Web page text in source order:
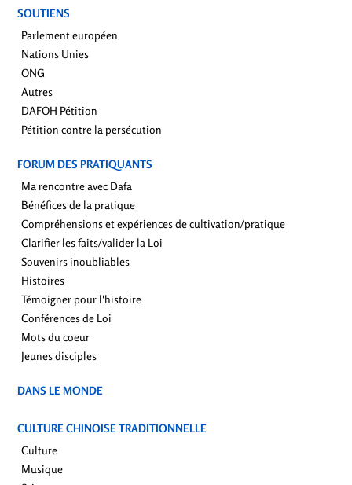
SOUTIENS
Parlement européen
Nations Unies
ONG
Autres
DAFOH Pétition
Pétition contre la persécution
FORUM DES PRATIQUANTS
Ma rencontre avec Dafa
Bénéfices de la pratique
Compréhensions et expériences de cultivation/pratique
Clarifier les faits/valider la Loi
Souvenirs inoubliables
Histoires
Témoigner pour l'histoire
Conférences de Loi
Mots du coeur
Jeunes disciples
DANS LE MONDE
CULTURE CHINOISE TRADITIONNELLE
Culture
Musique